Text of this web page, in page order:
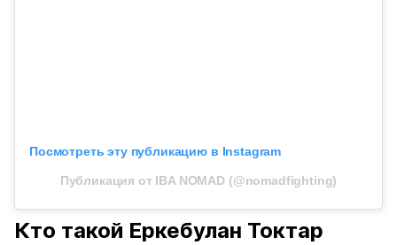
Посмотреть эту публикацию в Instagram
Публикация от IBA NOMAD (@nomadfighting)
Кто такой Еркебулан Токтар